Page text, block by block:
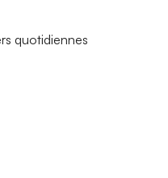
quotidiennes